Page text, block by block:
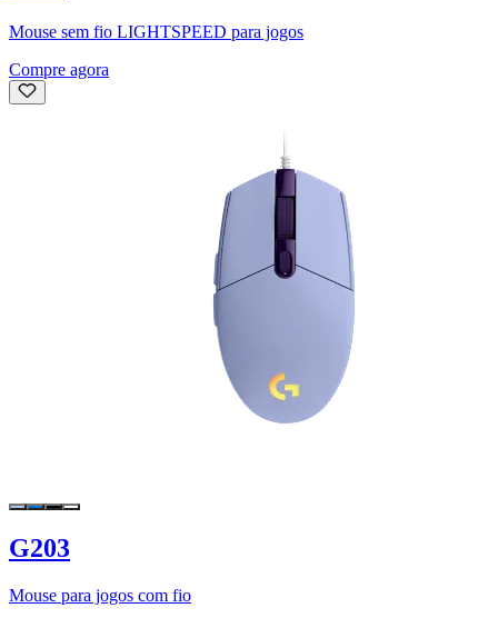
Mouse sem fio LIGHTSPEED para jogos
Compre agora
G203
Mouse para jogos com fio